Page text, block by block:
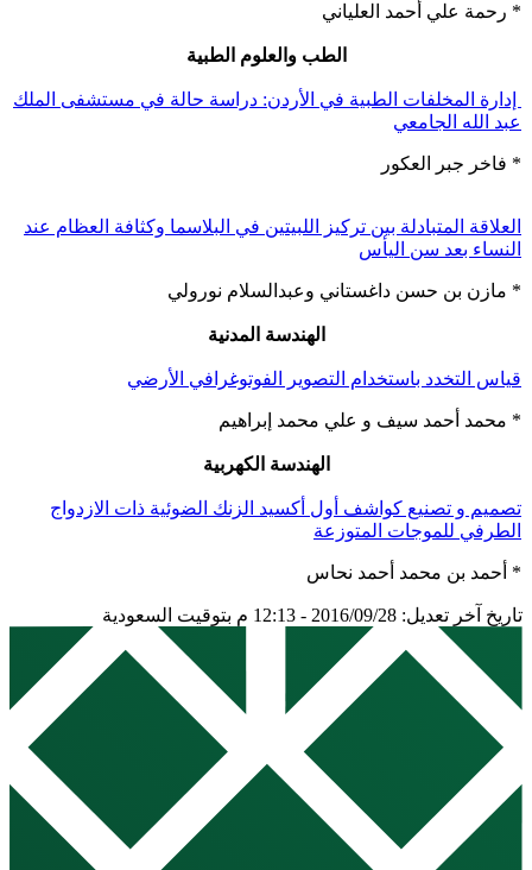
* رحمة علي أحمد العلياني
الطب والعلوم الطبية
إدارة المخلفات الطبية في الأردن: دراسة حالة في مستشفى الملك
عبد الله الجامعي
* فاخر جبر العكور
العلاقة المتبادلة بين تركيز اللبيتين في البلاسما وكثافة العظام عند
النساء بعد سن اليأس
* مازن بن حسن داغستاني وعبدالسلام نورولي
الهندسة المدنية
قياس التخدد باستخدام التصوير الفوتوغرافي الأرضي
* محمد أحمد سيف و علي محمد إبراهيم
الهندسة الكهربية
تصميم و تصنيع كواشف أول أكسيد الزنك الضوئية ذات الازدواج
الطرفي للموجات المتوزعة
* أحمد بن محمد أحمد نحاس
تاريخ آخر تعديل: 2016/09/28 - 12:13 م بتوقيت السعودية